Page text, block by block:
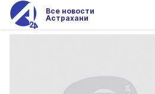
Все новости
Астрахани